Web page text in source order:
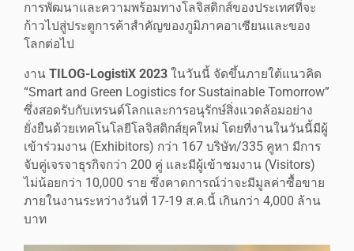
การพัฒนาและความพร้อมทางโลจิสติกส์ของประเทศที่จะ
ก้าวไปสู่ประตูการค้าสำคัญของภูมิภาคอาเซียนและของ
โลกต่อไป
งาน TILOG-LogistiX 2023 ในวันนี้ จัดขึ้นภายใต้แนวคิด
“Smart and Green Logistics for Sustainable Tomorrow”
ซึ่งสอดรับกับเทรนด์โลกและการอนุรักษ์สิ่งแวดล้อมอย่าง
ยั่งยืนด้วยเทคโนโลยีโลจิสติกส์ยุคใหม่ โดยที่งานในวันนี้มีผู้
เข้าร่วมงาน (Exhibitors) กว่า 167 บริษัท/335 คูหา มีการ
จับคู่เจรจาธุรกิจกว่า 200 คู่ และมีผู้เข้าชมงาน (Visitors)
ไม่น้อยกว่า 10,000 ราย ซึ่งคาดการณ์ว่าจะมีมูลค่าซื้อขาย
ภายในงานระหว่างวันที่ 17-19 ส.ค.นี้ เกินกว่า 4,000 ล้าน
บาท